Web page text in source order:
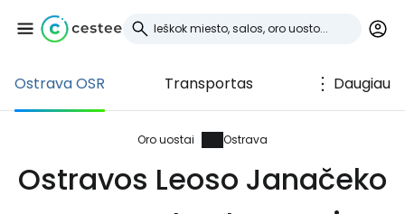
Ostrava OSR Transportas Daugiau
Oro uostai Ostrava
Ostravos Leoso Janačeko
Prisijunkite prie
Cestee
... pasaulinė kelionių bendruomenė